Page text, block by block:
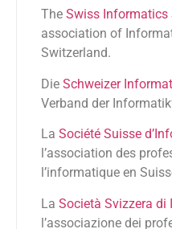
The Swiss Informatics
association of
Switzerland.
Die Schweizer
Verband der
La Société Suisse
l’association des
l’informatique en
La Società Svizzera di
l’associazione dei